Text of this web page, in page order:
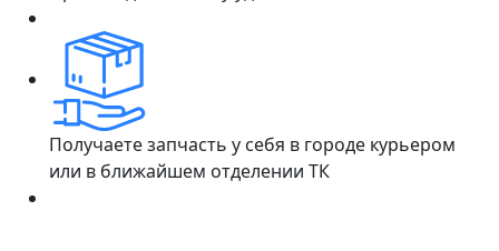
Получаете запчасть у себя в городе курьером
или в ближайшем отделении ТК